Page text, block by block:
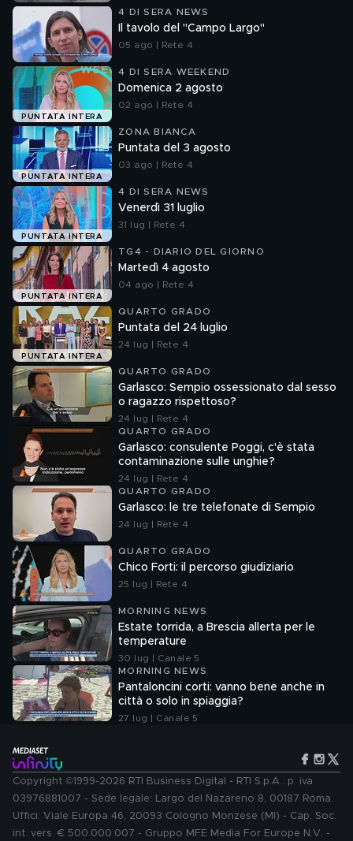
4 DI SERA NEWS
Il tavolo del "Campo Largo"
05 ago | Rete 4
PUNTATA INTERA
4 DI SERA WEEKEND
Domenica 2 agosto
02 ago | Rete 4
PUNTATA INTERA
ZONA BIANCA
Puntata del 3 agosto
03 ago | Rete 4
PUNTATA INTERA
4 DI SERA NEWS
Venerdì 31 luglio
31 lug | Rete 4
PUNTATA INTERA
TG4 - DIARIO DEL GIORNO
Martedì 4 agosto
04 ago | Rete 4
PUNTATA INTERA
QUARTO GRADO
Puntata del 24 luglio
24 lug | Rete 4
QUARTO GRADO
Garlasco: Sempio ossessionato dal sesso
o ragazzo rispettoso?
24 lug | Rete 4
QUARTO GRADO
Garlasco: consulente Poggi, c'è stata
contaminazione sulle unghie?
24 lug | Rete 4
QUARTO GRADO
Garlasco: le tre telefonate di Sempio
24 lug | Rete 4
QUARTO GRADO
Chico Forti: il percorso giudiziario
25 lug | Rete 4
MORNING NEWS
Estate torrida, a Brescia allerta per le
temperature
30 lug | Canale 5
MORNING NEWS
Pantaloncini corti: vanno bene anche in
città o solo in spiaggia?
27 lug | Canale 5
Copyright ©1999-2026 RTI Business Digital - RTI S.p.A.: p. iva
03976881007 - Sede legale: Largo del Nazareno 8, 00187 Roma.
Uffici: Viale Europa 46, 20093 Cologno Monzese (MI) - Cap. Soc.
int. vers. € 500.000.007 - Gruppo MFE Media For Europe N.V. -